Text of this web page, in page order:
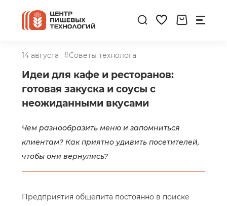
14 августа #Советы технолога
Идеи для кафе и ресторанов:
готовая закуска и соусы с
неожиданными вкусами
Чем разнообразить меню и запомниться
клиентам? Как приятно удивить посетителей,
чтобы они вернулись?
Предприятия общепита постоянно в поиске